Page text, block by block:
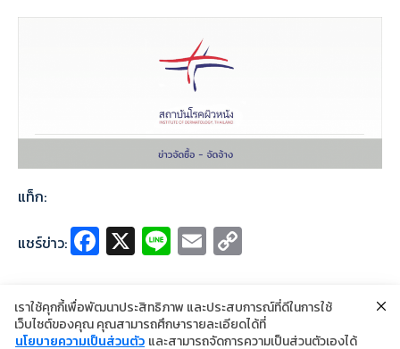
แท็ก:
แชร์ข่าว: Fa
ce
b
o
X Li
n
e
E
m
ai
l
p
y
©2024 Copyright Institute of Dermatology Thailand
เราใช้คุกกี้เพื่อพัฒนาประสิทธิภาพ และประสบการณ์ที่ดีในการใช้
เว็บไซต์ของคุณ คุณสามารถศึกษารายละเอียดได้ที่
นโยบายความเป็นส่วนตัว และสามารถจัดการความเป็นส่วนตัวเองได้